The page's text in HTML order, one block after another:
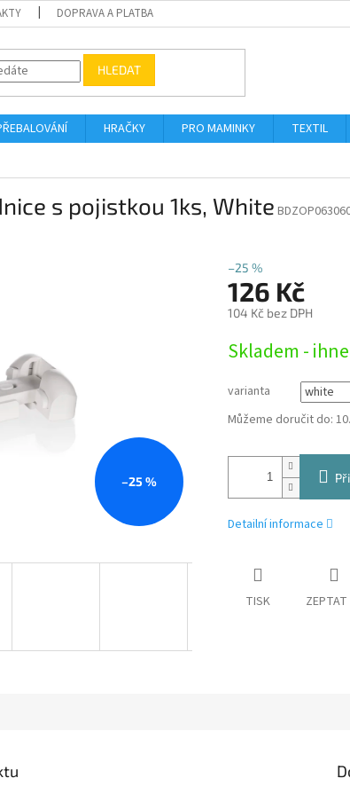
DOPRAVA A PLATBA
HLEDAT
HRAČKY PRO MAMINKY TEXTIL
s pojistkou 1ks, White
–25 %
–25 %
126 Kč
104 Kč bez DPH
cena:
Skladem -
varianta
Můžeme doručit do:
Detailní informace
TISK ZEPTAT